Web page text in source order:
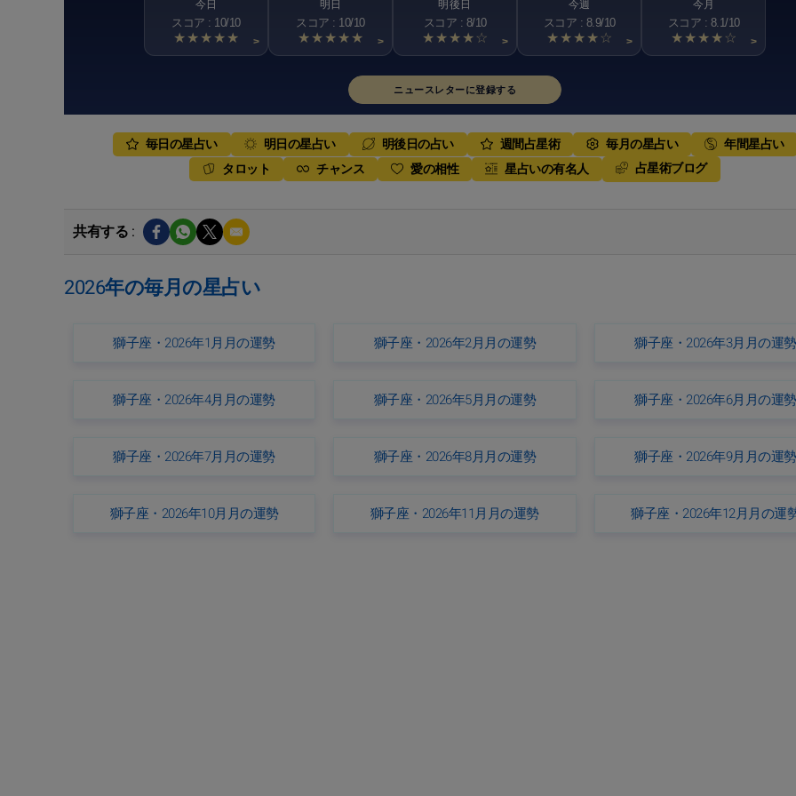
今日
スコア : 10/10
★★★★★ >
明日
スコア : 10/10
★★★★★ >
明後日
スコア : 8/10
★★★★☆ >
今週
スコア : 8.9/10
★★★★☆ >
今月
スコア : 8.1/10
★★★★☆ >
ニュースレターに登録する
毎日の星占い 明日の星占い 明後日の占い 週間占星術 毎月の星占い
年間星占い
タロット
チャンス 愛の相性 星占いの有名人 占星術ブログ
共有する :
2026年の毎月の星占い
獅子座・2026年1月月の運勢 獅子座・2026年2月月の運勢 獅子座・2026年3月月の運勢
獅子座・2026年4月月の運勢 獅子座・2026年5月月の運勢 獅子座・2026年6月月の運勢
獅子座・2026年7月月の運勢 獅子座・2026年8月月の運勢 獅子座・2026年9月月の運勢
獅子座・2026年10月月の運勢 獅子座・2026年11月月の運勢 獅子座・2026年12月月の運